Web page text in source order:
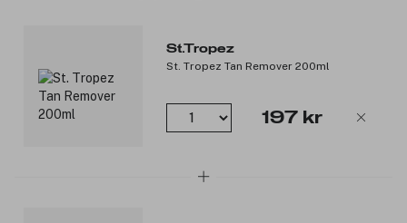
St.Tropez
St. Tropez Tan Remover 200ml
197 kr